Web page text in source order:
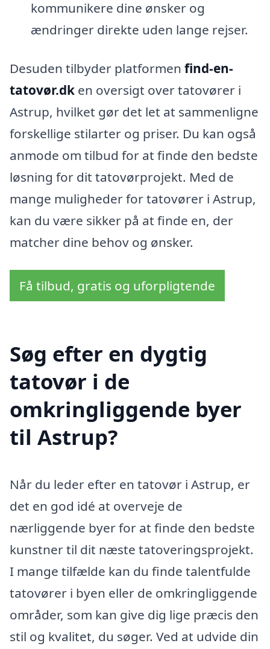
kommunikere dine ønsker og
ændringer direkte uden lange rejser.
Desuden tilbyder platformen find-en-
tatovør.dk en oversigt over tatovører i
Astrup, hvilket gør det let at sammenligne
forskellige stilarter og priser. Du kan også
anmode om tilbud for at finde den bedste
løsning for dit tatovørprojekt. Med de
mange muligheder for tatovører i Astrup,
kan du være sikker på at finde en, der
matcher dine behov og ønsker.
Få tilbud, gratis og uforpligtende
Søg efter en dygtig
tatovør i de
omkringliggende byer
til Astrup?
Når du leder efter en tatovør i Astrup, er
det en god idé at overveje de
nærliggende byer for at finde den bedste
kunstner til dit næste tatoveringsprojekt.
I mange tilfælde kan du finde talentfulde
tatovører i byen eller de omkringliggende
områder, som kan give dig lige præcis den
stil og kvalitet, du søger. Ved at udvide din